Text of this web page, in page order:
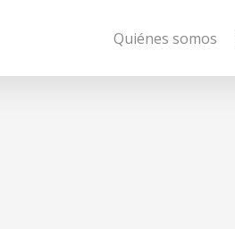
Quiénes somos